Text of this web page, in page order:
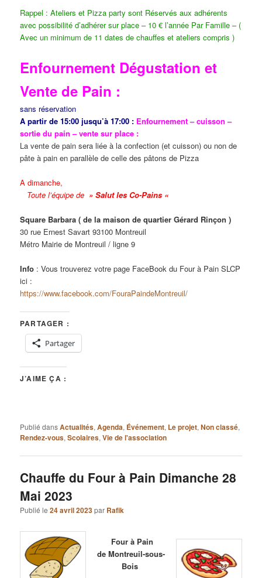
Rappel : Ateliers et Pizza party sont Réservés aux adhérents
avec possibilité d’adhérer sur place – 10 € l’année Par Famille – (
Avec un minimum de 11 dates de chauffes et ateliers compris )
Enfournement Dégustation et
Vente de Pain :
sans réservation
A partir de 15:00 jusqu’à 17:00 : Enfournement – cuisson –
sortie du pain – vente sur place :
La vente de pain sera liée à la confection (et cuisson) ou non de
pâte à pain en parallèle de celle des pâtons de Pizza
A dimanche,
Toute l’équipe de » Salut les Co-Pains «
Square Barbara ( de la maison de quartier Gérard Rinçon )
30 rue Ernest Savart 93100 Montreuil
Métro Mairie de Montreuil / ligne 9
Info : Vous trouverez votre page FaceBook du Four à Pain SLCP
ici :
https://www.facebook.com/FouraPaindeMontreuil/
PARTAGER :
Partager
J’AIME ÇA :
Publié dansActualités,Agenda, Événement, Le projet,Non classé,
Rendez-vous,Scolaires,Vie de l'association
Chauffe du Four à Pain Dimanche 28
Mai 2023
Publié le24 avril 2023par Rafik
Four à Pain
de Montreuil-sous-
Bois